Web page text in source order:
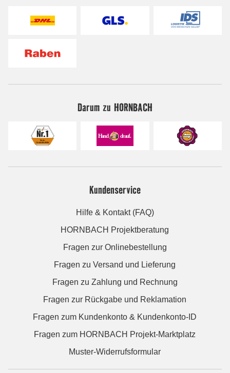
Darum zu HORNBACH
Kundenservice
Hilfe & Kontakt (FAQ)
HORNBACH Projektberatung
Fragen zur Onlinebestellung
Fragen zu Versand und Lieferung
Fragen zu Zahlung und Rechnung
Fragen zur Rückgabe und Reklamation
Fragen zum Kundenkonto & Kundenkonto-ID
Fragen zum HORNBACH Projekt-Marktplatz
Muster-Widerrufsformular